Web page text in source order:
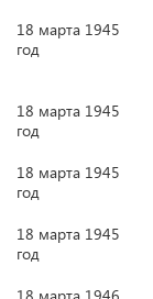
18 марта 1945
год
18 марта 1945
год
18 марта 1945
год
18 марта 1945
год